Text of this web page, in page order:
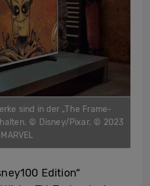
sind in der „The Frame-
© Disney/Pixar. © 2023
MARVEL
Edition“